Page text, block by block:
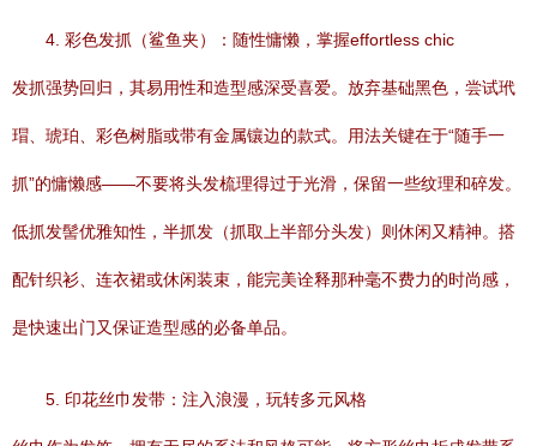
4. 彩色发抓（鲨鱼夹）：随性慵懒，掌握effortless chic
发抓强势回归，其易用性和造型感深受喜爱。放弃基础黑色，尝试玳
瑁、琥珀、彩色树脂或带有金属镶边的款式。用法关键在于“随手一
抓”的慵懒感——不要将头发梳理得过于光滑，保留一些纹理和碎发。
低抓发髻优雅知性，半抓发（抓取上半部分头发）则休闲又精神。搭
配针织衫、连衣裙或休闲装束，能完美诠释那种毫不费力的时尚感，
是快速出门又保证造型感的必备单品。
5. 印花丝巾发带：注入浪漫，玩转多元风格